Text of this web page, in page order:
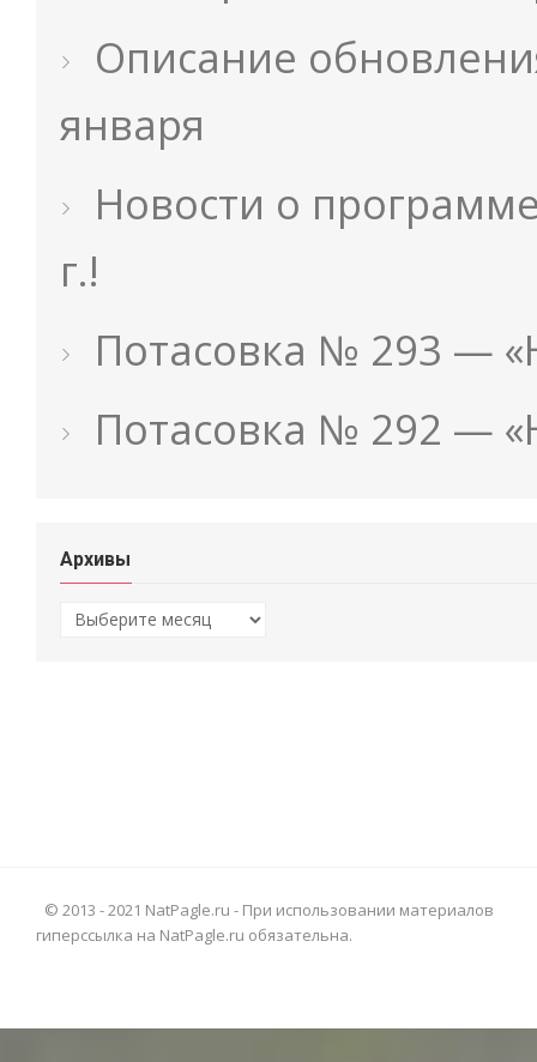
Описание
января
Новости о
г.!
Потасовка № 293 —
Потасовка № 292 —
Архивы
Архивы
© 2013 - 2021 NatPagle.ru - При использовании материалов
гиперссылка на NatPagle.ru обязательна.